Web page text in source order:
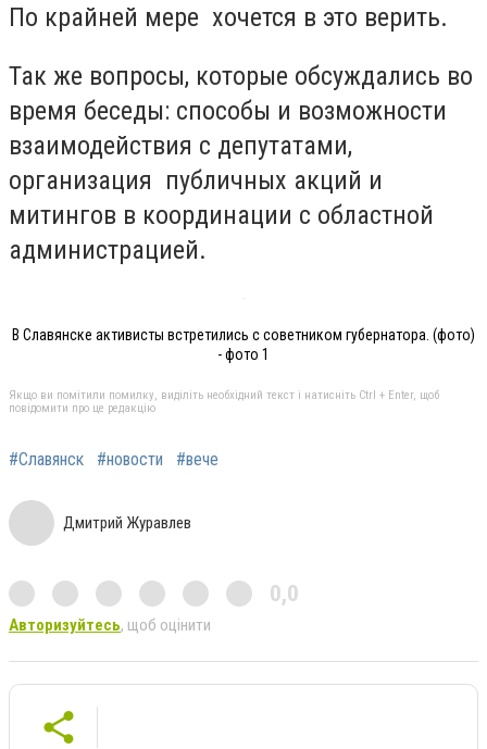
По крайней мере хочется в это верить.
Так же вопросы, которые обсуждались во
время беседы: способы и возможности
взаимодействия с депутатами,
организация публичных акций и
митингов в координации с областной
администрацией.
В Славянске активисты встретились с советником губернатора. (фото)
- фото 1
Якщо ви помітили помилку, виділіть необхідний текст і натисніть Ctrl + Enter, щоб
повідомити про це редакцію
#Славянск #новости #вече
Дмитрий Журавлев
0,0
Авторизуйтесь, щоб оцінити